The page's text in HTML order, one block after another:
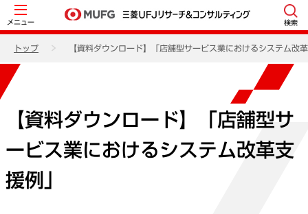
メニュー 検索
トップ 【資料ダウンロード】「店舗型サービス業におけるシステム改
【資料ダウンロード】「店舗型サ
ービス業におけるシステム改革支
援例」